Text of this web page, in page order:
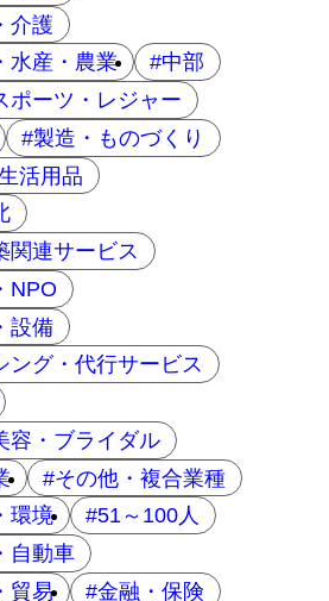
介護
水産・農業
中部
ポーツ・レジャー
製造・ものづくり
活用品
関連サービス
NPO
設備
ング・代行サービス
容・ブライダル
その他・複合業種
環境
51～100人
自動車
貿易
金融・保険